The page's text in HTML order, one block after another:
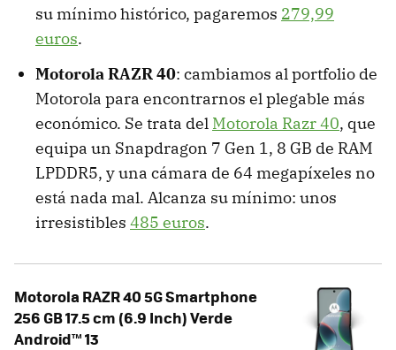
su mínimo histórico, pagaremos 279,99
euros.
Motorola RAZR 40: cambiamos al portfolio de
Motorola para encontrarnos el plegable más
económico. Se trata del Motorola Razr 40, que
equipa un Snapdragon 7 Gen 1, 8 GB de RAM
LPDDR5, y una cámara de 64 megapíxeles no
está nada mal. Alcanza su mínimo: unos
irresistibles 485 euros.
Motorola RAZR 40 5G Smartphone
256 GB 17.5 cm (6.9 Inch) Verde
Android™ 13